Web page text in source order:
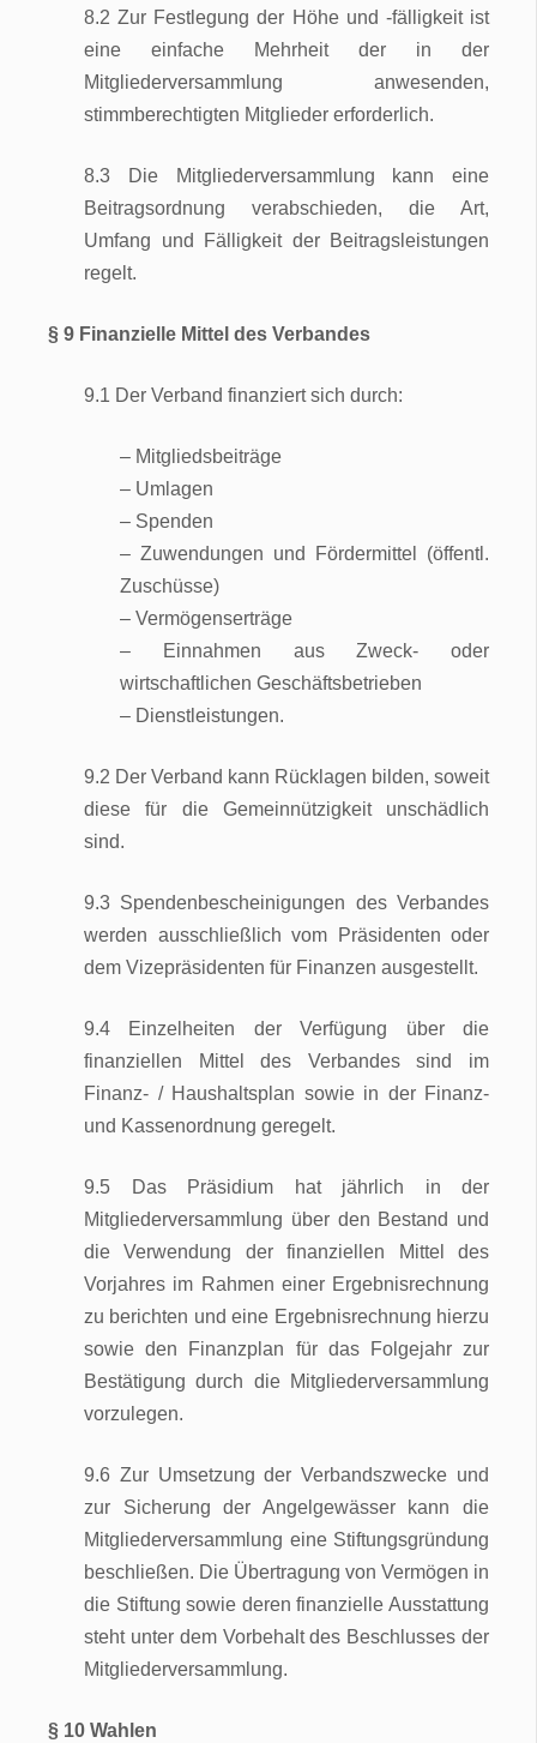
8.2 Zur Festlegung der Höhe und -fälligkeit ist
eine einfache Mehrheit der in der
Mitgliederversammlung anwesenden,
stimmberechtigten Mitglieder erforderlich.
8.3 Die Mitgliederversammlung kann eine
Beitragsordnung verabschieden, die Art,
Umfang und Fälligkeit der Beitragsleistungen
regelt.
§ 9 Finanzielle Mittel des Verbandes
9.1 Der Verband finanziert sich durch:
– Mitgliedsbeiträge
– Umlagen
– Spenden
– Zuwendungen und Fördermittel (öffentl.
Zuschüsse)
– Vermögenserträge
– Einnahmen aus Zweck- oder
wirtschaftlichen Geschäftsbetrieben
– Dienstleistungen.
9.2 Der Verband kann Rücklagen bilden, soweit
diese für die Gemeinnützigkeit unschädlich
sind.
9.3 Spendenbescheinigungen des Verbandes
werden ausschließlich vom Präsidenten oder
dem Vizepräsidenten für Finanzen ausgestellt.
9.4 Einzelheiten der Verfügung über die
finanziellen Mittel des Verbandes sind im
Finanz- / Haushaltsplan sowie in der Finanz-
und Kassenordnung geregelt.
9.5 Das Präsidium hat jährlich in der
Mitgliederversammlung über den Bestand und
die Verwendung der finanziellen Mittel des
Vorjahres im Rahmen einer Ergebnisrechnung
zu berichten und eine Ergebnisrechnung hierzu
sowie den Finanzplan für das Folgejahr zur
Bestätigung durch die Mitgliederversammlung
vorzulegen.
9.6 Zur Umsetzung der Verbandszwecke und
zur Sicherung der Angelgewässer kann die
Mitgliederversammlung eine Stiftungsgründung
beschließen. Die Übertragung von Vermögen in
die Stiftung sowie deren finanzielle Ausstattung
steht unter dem Vorbehalt des Beschlusses der
Mitgliederversammlung.
§ 10 Wahlen